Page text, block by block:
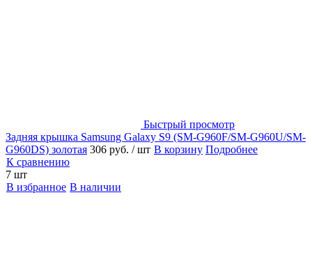
Быстрый просмотр
Задняя крышка Samsung Galaxy S9 (SM-G960F/SM-G960U/SM-
G960DS) золотая 306 руб. / шт В корзину Подробнее
К сравнению
7 шт
В избранное В наличии